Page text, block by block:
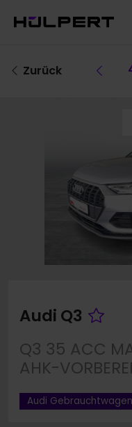
Zurück
Audi Q3
Q3 35 ACC
AHK-
Audi